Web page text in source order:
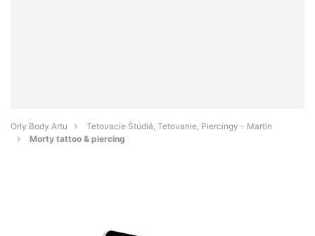
Orly Body Artu
Tetovacie Štúdiá, Tetovanie, Piercingy - Martin
Morty tattoo & piercing